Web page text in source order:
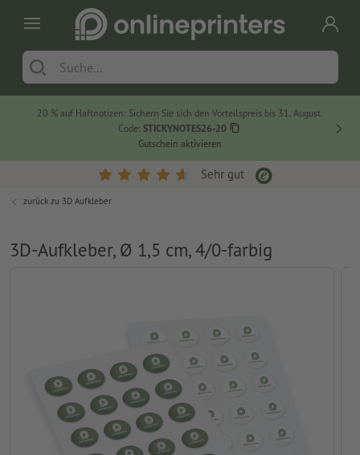
20 % auf Haftnotizen: Sichern Sie sich den Vorteilspreis bis 31. August.
Code: STICKYNOTES26-20
Gutschein aktivieren
Sehr gut
zurück zu 3D Aufkleber
3D-Aufkleber, Ø 1,5 cm, 4/0-farbig